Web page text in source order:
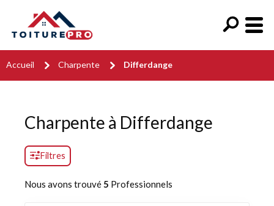
Accueil Charpente Differdange
Charpente à Differdange
Filtres
Nous avons trouvé5 Professionnels